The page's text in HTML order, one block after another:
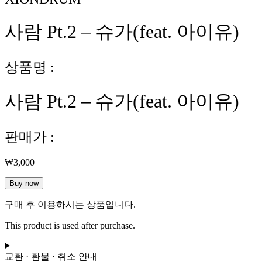
사람 Pt.2 – 슈가(feat. 아이유)
상품명 :
사람 Pt.2 – 슈가(feat. 아이유)
판매가 :
₩3,000
사
Pt.2
슈
가
(feat.
Buy now
구매 후 이용하시는 상품입니다.
This product is used after purchase.
교환 · 환불 · 취소 안내